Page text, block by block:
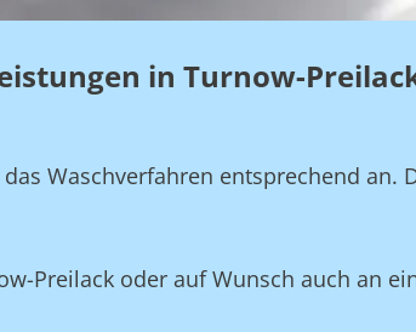
in Turnow-
Waschverfahren entsprechend an.
Preilack oder auf Wunsch auch an